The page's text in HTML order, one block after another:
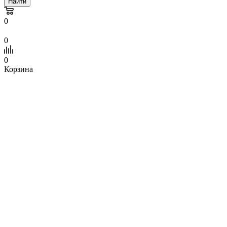
0
0
0
Корзина